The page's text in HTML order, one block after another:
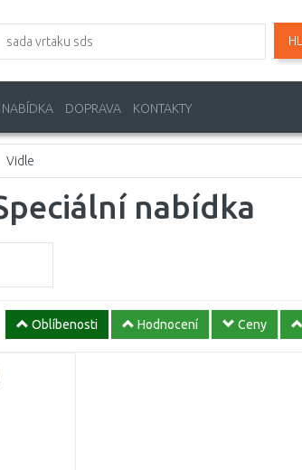
NABÍDKA DOPRAVA KONTAKTY
Vidle
nabídka
Oblíbenosti Hodnocení Ceny